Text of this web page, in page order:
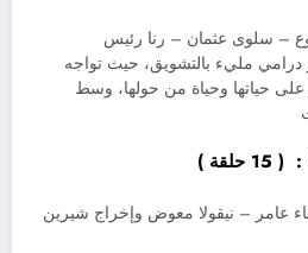
– سلوى عثمان – رنا رئيس
مليء بالتشويق، حيث تواجه
حياتها وحياة من حولها، وسط
عامر – نيقولا معوض وإخراج شيرين